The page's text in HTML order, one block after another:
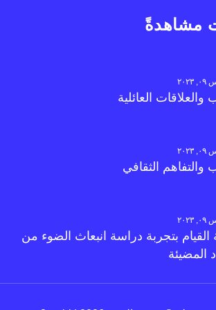
مشاهدةً
والعلاقات العائلية
والتفاهم الثقافي
القيام بتجربة دراسة انبعاث الضوء من
المضيئة